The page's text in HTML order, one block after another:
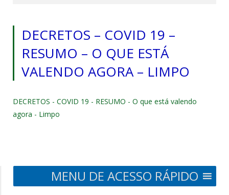
DECRETOS – COVID 19 –
RESUMO – O QUE ESTÁ
VALENDO AGORA – LIMPO
DECRETOS - COVID 19 - RESUMO - O que está valendo
agora - Limpo
MENU DE ACESSO RÁPIDO